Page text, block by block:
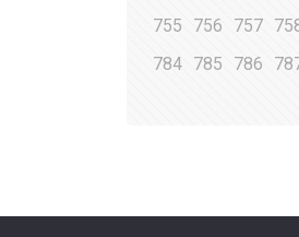
755
756 757
784 785 786